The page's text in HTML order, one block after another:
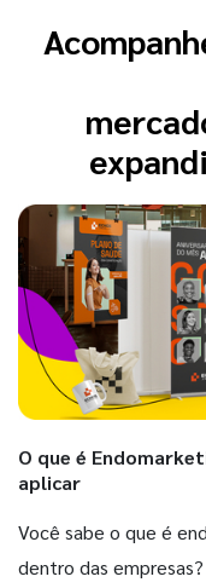
O que é
aplicar
Você sabe o que é
dentro das